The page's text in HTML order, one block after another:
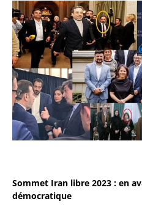
Sommet Iran libre 2023 : en
démocratique